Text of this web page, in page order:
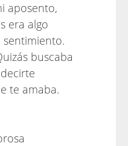
aposento,
era algo
buscaba
te amaba.